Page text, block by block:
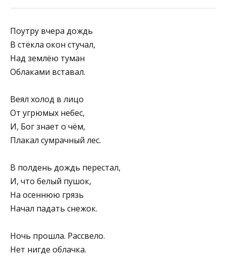
Поутру вчера дождь
В стёкла окон стучал,
Над землёю туман
Облаками вставал.
Веял холод в лицо
От угрюмых небес,
И, Бог знает о чём,
Плакал сумрачный лес.
В полдень дождь перестал,
И, что белый пушок,
На осеннюю грязь
Начал падать снежок.
Ночь прошла. Рассвело.
Нет нигде облачка.